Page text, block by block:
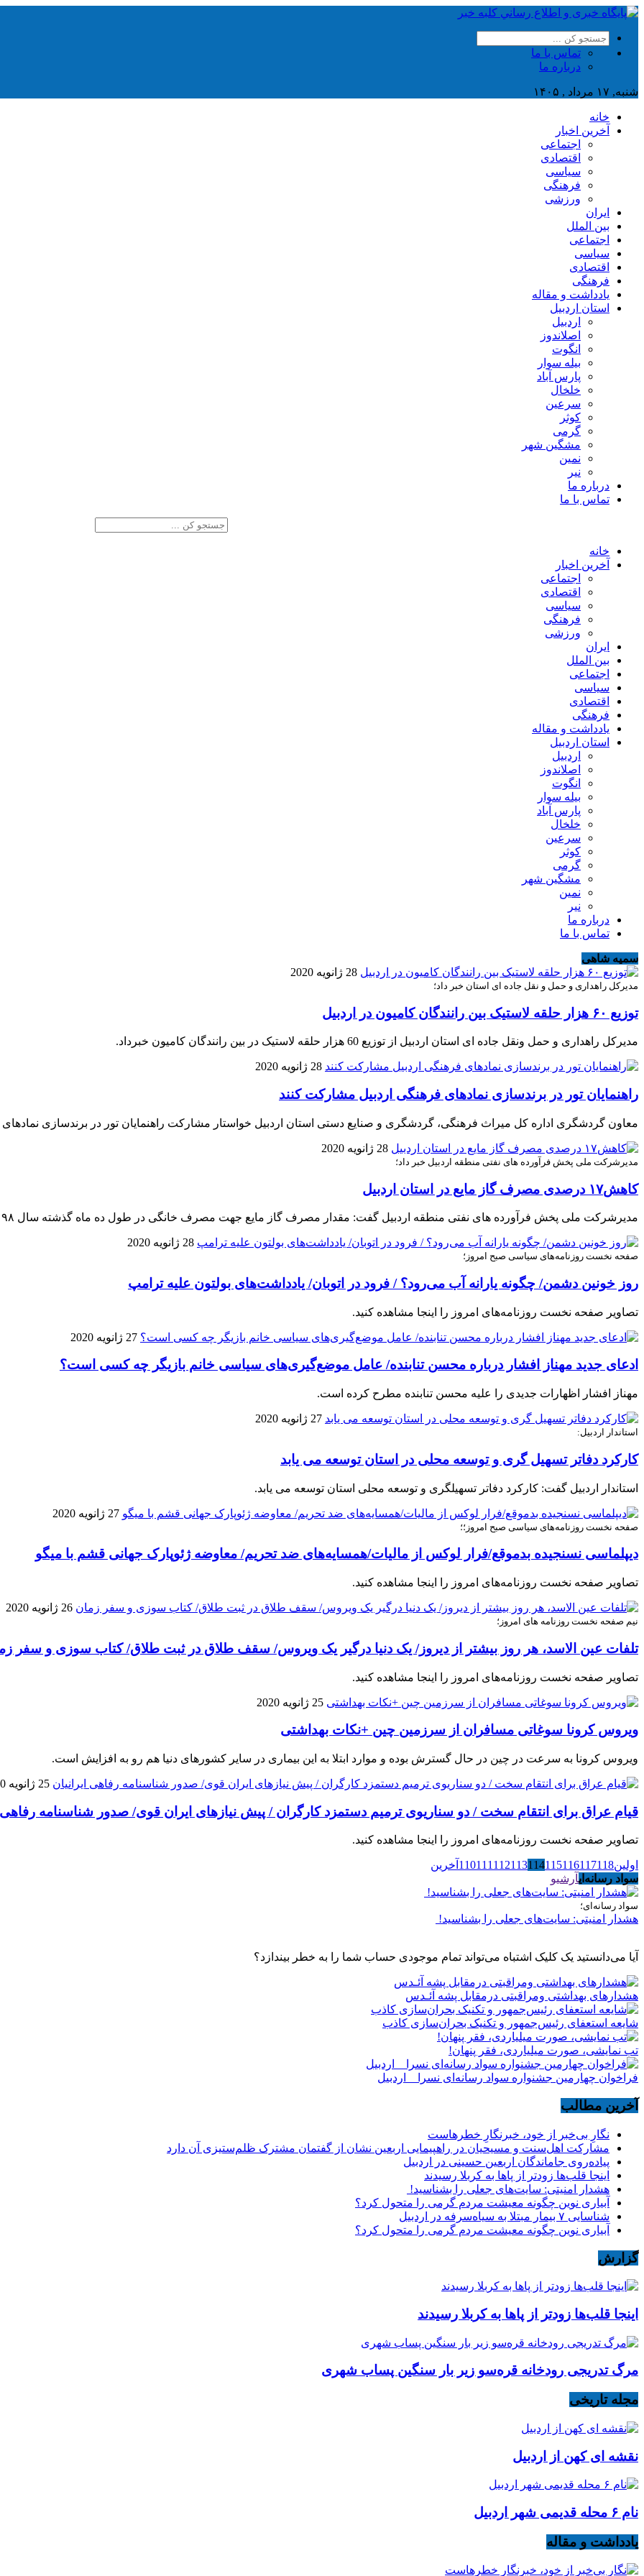
تماس با ما
درباره ما
شنبه, ۱۷ مرداد , ۱۴۰۵
خانه
آخرین اخبار
اجتماعی
اقتصادی
سیاسی
فرهنگی
ورزشی
ایران
بین الملل
اجتماعی
سیاسی
اقتصادی
فرهنگی
یادداشت و مقاله
استان اردبیل
اردبیل
اصلاندوز
انگوت
بیله سوار
پارس آباد
خلخال
سرعین
کوثر
گرمی
مشگین شهر
نمین
نیر
درباره ما
تماس با ما
خانه
آخرین اخبار
اجتماعی
اقتصادی
سیاسی
فرهنگی
ورزشی
ایران
بین الملل
اجتماعی
سیاسی
اقتصادی
فرهنگی
یادداشت و مقاله
استان اردبیل
اردبیل
اصلاندوز
انگوت
بیله سوار
پارس آباد
خلخال
سرعین
کوثر
گرمی
مشگین شهر
نمین
نیر
درباره ما
تماس با ما
سمیه شاهی
28 ژانویه 2020
مدیرکل راهداری و حمل و نقل جاده ای استان خبر داد؛
توزیع ۶۰ هزار حلقه لاستیک بین رانندگان کامیون در اردبیل
مدیرکل راهداری و حمل ونقل جاده ای استان اردبیل از توزیع 60 هزار حلقه لاستیک در بین رانندگان کامیون خبرداد.
28 ژانویه 2020
راهنمایان تور در برندسازی نمادهای فرهنگی اردبیل مشارکت کنند
معاون گردشگری اداره کل میراث فرهنگی، گردشگری و صنایع دستی استان اردبیل خواستار مشارکت راهنمایان تور در برندسازی
28 ژانویه 2020
مدیرشرکت ملی پخش فرآورده های نفتی منطقه اردبیل خبر داد؛
کاهش۱۷ درصدی مصرف گاز مایع در استان اردبیل
مدیرشرکت ملی پخش فرآورده های نفتی منطقه اردبیل گفت: مقدار مصرف گاز مایع جهت مصرف خانگی در طول ده ماه گذشته سال ۹۸ نسبت به مدت مشابه سال قبل ۱۷درصد کاهش داشته است .
28 ژانویه 2020
صفحه نخست روزنامه‌های سیاسی صبح امروز؛
روز خونین دشمن/ چگونه یارانه آب می‌رود؟ / فرود در اتوبان/ یادداشت‌های بولتون علیه ترامپ
تصاویر صفحه نخست روزنامه‌های امروز را اینجا مشاهده کنید.
27 ژانویه 2020
ادعای جدید مهناز افشار درباره محسن تنابنده/ عامل موضع‌گیری‌های سیاسی خانم بازیگر چه کسی است؟
مهناز افشار اظهارات جدیدی را علیه محسن تنابنده مطرح کرده است.
27 ژانویه 2020
استاندار اردبیل:
کارکرد دفاتر تسهیل گری و توسعه محلی در استان توسعه می یابد
استاندار اردبیل گفت: کارکرد دفاتر تسهیلگری و توسعه محلی استان توسعه می یابد.
27 ژانویه 2020
صفحه نخست روزنامه‌های سیاسی صبح امروز؛؛
دیپلماسی نسنجیده بدموقع/فرار لوکس از مالیات/همسایه‌های ضد تحریم/ معاوضه ژئوپارک جهانی قشم با میگو
تصاویر صفحه نخست روزنامه‌های امروز را اینجا مشاهده کنید.
26 ژانویه 2020
نیم صفحه نخست روزنامه های امروز؛
تلفات عین الاسد، هر روز بیشتر از دیروز/ یک دنیا درگیر یک ویروس/ سقف طلاق در ثبت طلاق/ کتاب سوزی و سفر
تصاویر صفحه نخست روزنامه‌های امروز را اینجا مشاهده کنید.
25 ژانویه 2020
ویروس کرونا سوغاتی مسافران از سرزمین چین +نکات بهداشتی
ویروس کرونا به سرعت در چین در حال گسترش بوده و موارد ابتلا به این بیماری در سایر کشورهای دنیا هم رو به افزایش است.
25 ژانویه 2020
قیام عراق برای انتقام سخت / دو سناریوی ترمیم دستمزد کارگران / پیش نیاز‌های ایران قوی/ صدور شناسنامه رفاهی
تصاویر صفحه نخست روزنامه‌های امروز را اینجا مشاهده کنید.
اولین 110111 112113114115116117118
آخرین
سواد رسانه‌ایآرشیو
سواد رسانه‌ای؛
هشدار امنیتی: سایت‌های جعلی را بشناسید!
آیا می‌دانستید یک کلیک اشتباه می‌تواند تمام موجودی حساب شما را به خطر بیندازد؟
هشدارهاى بهداشتى ومراقبتى درمقابل پشه آئـدس
شایعه استعفای رئیس‌جمهور و تکنیک بحران‌سازی کاذب
تب نمایشی، صورت میلیاردی، فقر پنهان!
فراخوان چهارمین جشنواره سواد رسانه‌ای نسرا _ اردبیل
آخرین مطالب
نگارِ بی‌خبر از خود، خبرنگارِ خطرهاست
مشارکت اهل‌سنت و مسیحیان در راهپیمایی اربعین نشان از گفتمان مشترک ظلم‌ستیزی آن دارد
پیاده‌روی جاماندگان اربعین حسینی در اردبیل
اینجا قلب‌ها زودتر از پاها به کربلا رسیدند
هشدار امنیتی: سایت‌های جعلی را بشناسید!
آبیاری نوین چگونه معیشت مردم گرمی را متحول کرد؟
شناسایی ۷ بیمار مبتلا به سیاه‌سرفه در اردبیل
آبیاری نوین چگونه معیشت مردم گرمی را متحول کرد؟
گزارش
اینجا قلب‌ها زودتر از پاها به کربلا رسیدند
مرگ تدریجی رودخانه قره‌سو زیر بار سنگین پساب شهری
مجله تاریخی
نقشه ای کهن از اردبیل
نام ۶ محله قدیمی شهر اردبیل
یادداشت و مقاله